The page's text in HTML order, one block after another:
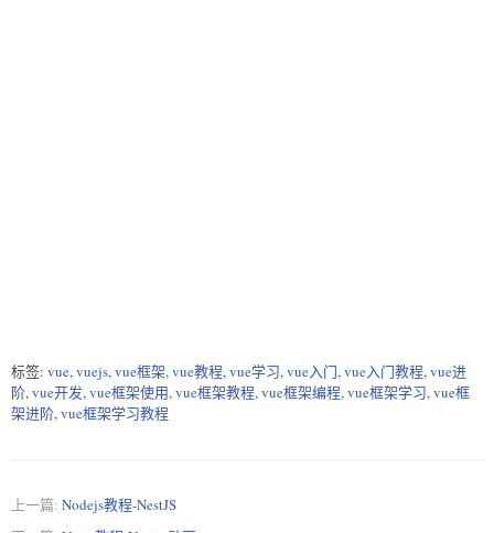
标签: vue,vuejs,vue框架,vue教程,vue学习,vue入门,vue入门教程,vue进
阶,vue开发,vue框架使用,vue框架教程,vue框架编程,vue框架学习,vue框
架进阶,vue框架学习教程
上一篇: Nodejs教程-NestJS